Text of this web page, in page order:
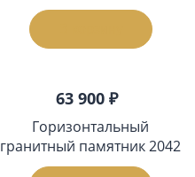
63 900 ₽
Горизонтальный
гранитный памятник 2042